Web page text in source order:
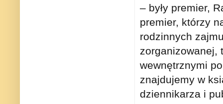
– były premier,
premier, którzy
rodzinnych
zorganizowanej,
wewnętrznymi
znajdujemy w
dziennikarza i